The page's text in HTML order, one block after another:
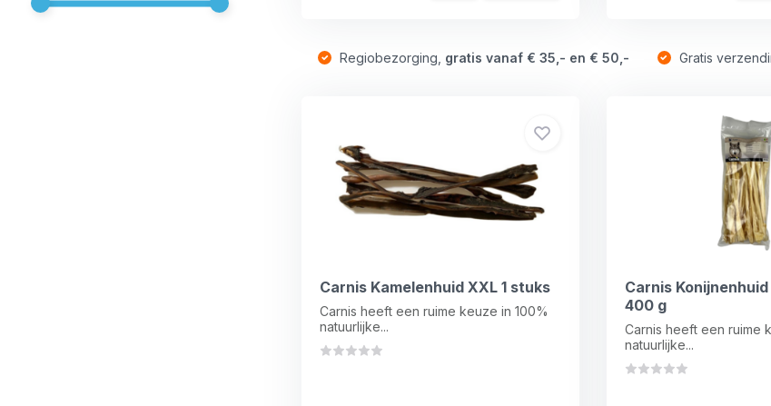
Regiobezorging, gratis vanaf € 35,- en € 50,- Gratis
Carnis Kamelenhuid XXL 1 stuks
Carnis heeft een ruime keuze in 100%
natuurlijke...
Carnis
400 g
Carnis heeft een ruime
natuurlijke...